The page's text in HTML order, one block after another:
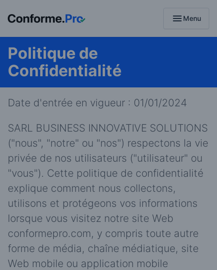
menu Menu
Politique de
Confidentialité
Date d'entrée en vigueur : 01/01/2024
SARL BUSINESS INNOVATIVE SOLUTIONS
("nous", "notre" ou "nos") respectons la vie
privée de nos utilisateurs ("utilisateur" ou
"vous"). Cette politique de confidentialité
explique comment nous collectons,
utilisons et protégeons vos informations
lorsque vous visitez notre site Web
conformepro.com, y compris toute autre
forme de média, chaîne médiatique, site
Web mobile ou application mobile